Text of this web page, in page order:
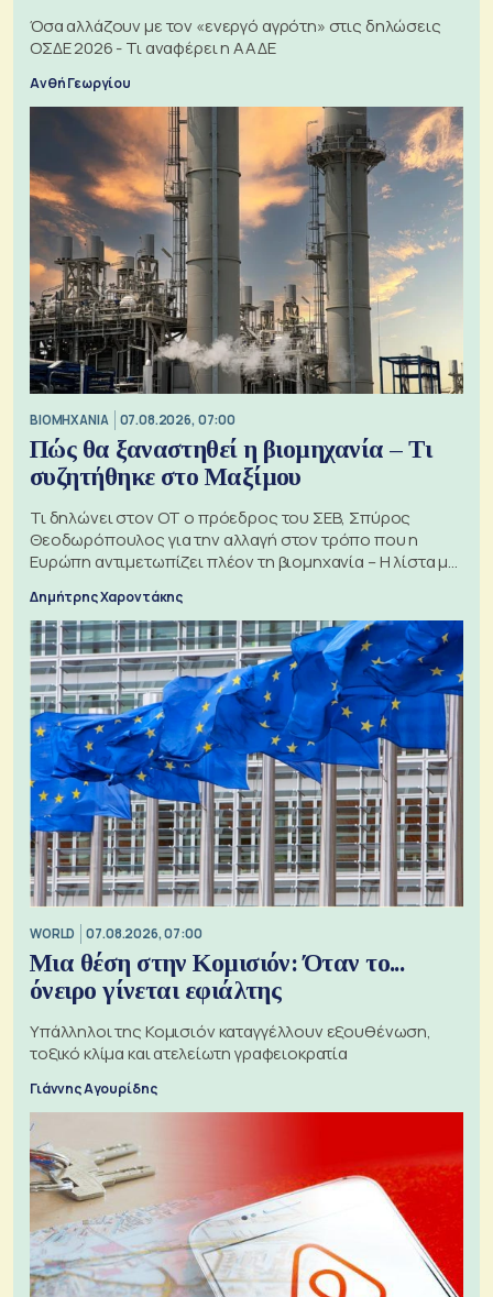
Όσα αλλάζουν με τον «ενεργό αγρότη» στις δηλώσεις
ΟΣΔΕ 2026 - Τι αναφέρει η ΑΑΔΕ
Ανθή Γεωργίου
ΒΙΟΜΗΧΑΝΙΑ 07.08.2026, 07:00
Πώς θα ξαναστηθεί η βιομηχανία – Τι
συζητήθηκε στο Μαξίμου
Τι δηλώνει στον ΟΤ ο πρόεδρος του ΣΕΒ, Σπύρος
Θεοδωρόπουλος για την αλλαγή στον τρόπο που η
Ευρώπη αντιμετωπίζει πλέον τη βιομηχανία – Η λίστα με
Δημήτρης Χαροντάκης
WORLD 07.08.2026, 07:00
Μια θέση στην Κομισιόν: Όταν το...
όνειρο γίνεται εφιάλτης
Υπάλληλοι της Κομισιόν καταγγέλλουν εξουθένωση,
τοξικό κλίμα και ατελείωτη γραφειοκρατία
Γιάννης Αγουρίδης